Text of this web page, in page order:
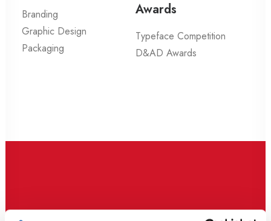
Branding
Graphic Design
Packaging
Awards
Typeface Competition
D&AD Awards